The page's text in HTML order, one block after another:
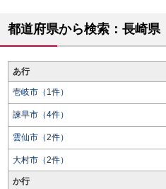
都道府県から検索：長崎県
あ行
壱岐市（1件）
諫早市（4件）
雲仙市（2件）
大村市（2件）
か行